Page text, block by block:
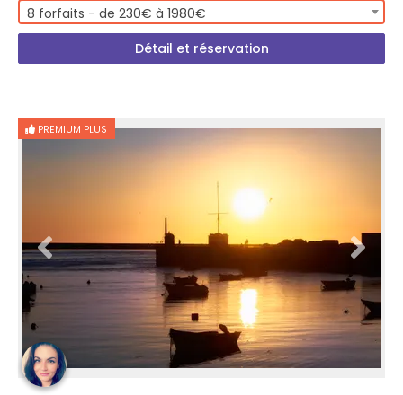
8 forfaits - de 230€ à 1980€
Détail et réservation
PREMIUM PLUS